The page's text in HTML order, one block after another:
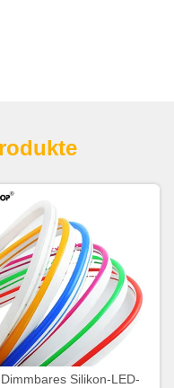
Dimmbares Silikon-LED-